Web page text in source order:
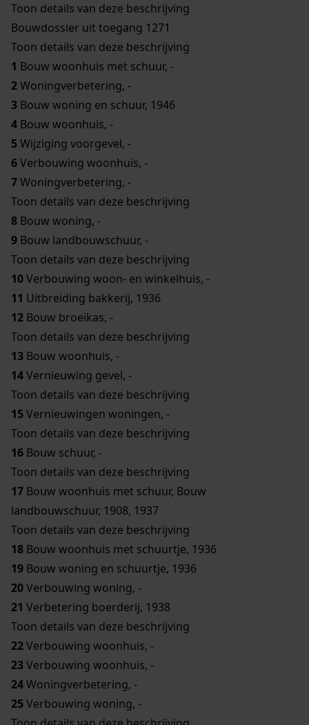
Toon details van deze beschrijving
Bouwdossier uit toegang 1271
Toon details van deze beschrijving
1 Bouw woonhuis met schuur, -
2Woningverbetering, -
3 Bouw woning en schuur, 1946
4 Bouw woonhuis, -
5Wijziging voorgevel, -
6Verbouwing woonhuis, -
7Woningverbetering, -
Toon details van deze beschrijving
8 Bouw woning, -
9 Bouw landbouwschuur, -
Toon details van deze beschrijving
10Verbouwing woon- en winkelhuis, -
11 Uitbreiding bakkerij, 1936
12 Bouw broeikas, -
Toon details van deze beschrijving
13 Bouw woonhuis, -
14Vernieuwing gevel, -
Toon details van deze beschrijving
15Vernieuwingen woningen, -
Toon details van deze beschrijving
16 Bouw schuur, -
Toon details van deze beschrijving
17 Bouw woonhuis met schuur, Bouw
landbouwschuur, 1908, 1937
Toon details van deze beschrijving
18 Bouw woonhuis met schuurtje, 1936
19 Bouw woning en schuurtje, 1936
20Verbouwing woning, -
21 Verbetering boerderij, 1938
Toon details van deze beschrijving
22Verbouwing woonhuis, -
23Verbouwing woonhuis, -
24Woningverbetering, -
25Verbouwing woning, -